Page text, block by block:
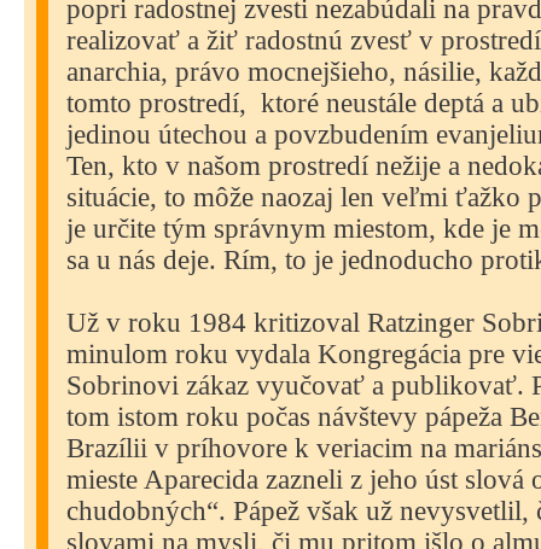
popri radostnej zvesti nezabúdali na
realizovať a žiť radostnú zvesť v
anarchia, právo mocnejšieho, násilie,
tomto prostredí, ktoré neustále deptá a
jedinou útechou a povzbudením
Ten, kto v našom prostredí nežije a
situácie, to môže naozaj len veľmi ťažko
je určite tým správnym miestom, kde je
sa u nás deje. Rím, to je jednoducho
Už v roku 1984 kritizoval Ratzinger
minulom roku vydala Kongregácia pre
Sobrinovi zákaz vyučovať a publikovať.
tom istom roku počas návštevy pápeža
Brazílii v príhovore k veriacim na
mieste Aparecida zazneli z jeho úst slová
chudobných“. Pápež však už
slovami na mysli, či mu pritom išlo o